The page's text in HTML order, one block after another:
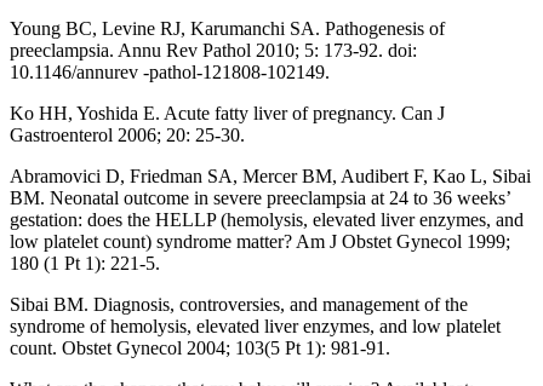
Young BC, Levine RJ, Karumanchi SA. Pathogenesis of
preeclampsia. Annu Rev Pathol 2010; 5: 173-92. doi:
10.1146/annurev -pathol-121808-102149.
Ko HH, Yoshida E. Acute fatty liver of pregnancy. Can J
Gastroenterol 2006; 20: 25-30.
Abramovici D, Friedman SA, Mercer BM, Audibert F, Kao L, Sibai
BM. Neonatal outcome in severe preeclampsia at 24 to 36 weeks’
gestation: does the HELLP (hemolysis, elevated liver enzymes, and
low platelet count) syndrome matter? Am J Obstet Gynecol 1999;
180 (1 Pt 1): 221-5.
Sibai BM. Diagnosis, controversies, and management of the
syndrome of hemolysis, elevated liver enzymes, and low platelet
count. Obstet Gynecol 2004; 103(5 Pt 1): 981-91.